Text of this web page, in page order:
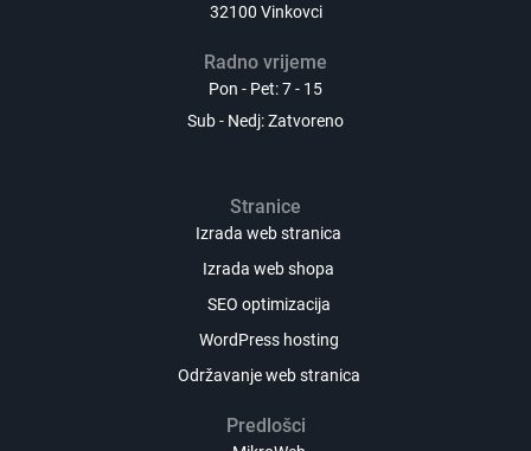
32100 Vinkovci
Radno vrijeme
Pon - Pet: 7 - 15
Sub - Nedj: Zatvoreno
Stranice
Izrada web stranica
Izrada web shopa
SEO optimizacija
WordPress hosting
Održavanje web stranica
Predlošci